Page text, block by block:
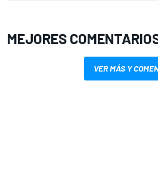
MEJORES
VER MÁS Y